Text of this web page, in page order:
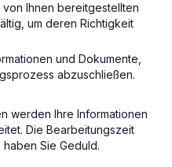
Ihnen bereitgestellten
um deren Richtigkeit
und Dokumente,
abzuschließen.
werden Ihre Informationen
Die Bearbeitungszeit
Sie Geduld.